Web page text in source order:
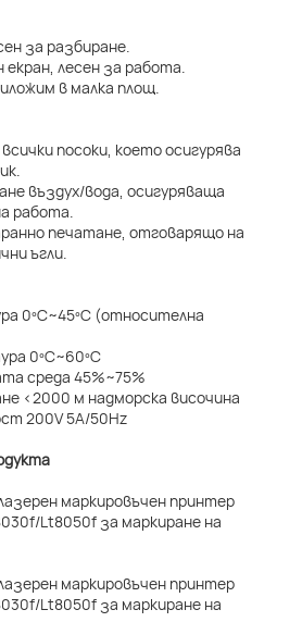
за разбиране.
екран, лесен за работа.
в малка площ.
посоки, което осигурява
въздух/вода, осигуряваща
работа.
печатане, отговарящо на
ъгли.
0ºC~45ºC (относителна
0ºC~60ºC
среда 45%~75%
<2000 м надморска височина
200V 5A/50Hz